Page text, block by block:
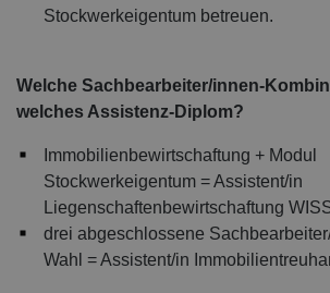
Stockwerkeigentum betreuen.
Welche Sachbearbeiter/innen-
welches Assistenz-Diplom?
Immobilienbewirtschaftung + Modul
Stockwerkeigentum = Assistent/in
Liegenschaftenbewirtschaftung
drei abgeschlossene
Wahl = Assistent/in